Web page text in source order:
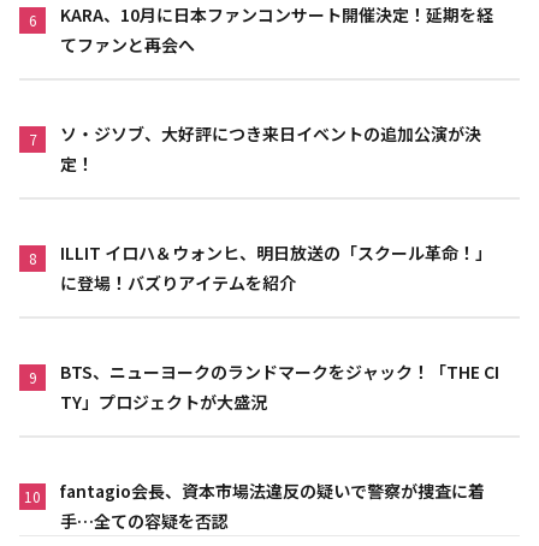
6
KARA、10月に日本ファンコンサート開催決定！延期を経
てファンと再会へ
7
ソ・ジソブ、大好評につき来日イベントの追加公演が決
定！
8
ILLIT イロハ＆ウォンヒ、明日放送の「スクール革命！」
に登場！バズりアイテムを紹介
9
BTS、ニューヨークのランドマークをジャック！「THE CI
TY」プロジェクトが大盛況
10
fantagio会長、資本市場法違反の疑いで警察が捜査に着
手…全ての容疑を否認